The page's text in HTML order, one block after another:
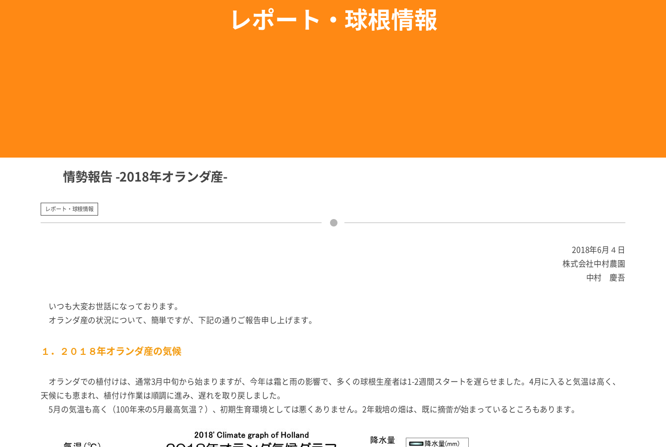
レポート・球根情報
情勢報告 -2018年オランダ産-
レポート・球根情報
2018年6月４日
株式会社中村農園
中村 慶吾
いつも大変お世話になっております。
オランダ産の状況について、簡単ですが、下記の通りご報告申し上げます。
１．２０１８年オランダ産の気候
オランダでの植付けは、通常3月中旬から始まりますが、今年は霜と雨の影響で、多くの球根生産者は1-2週間スタートを遅らせました。4月に入ると気温は高く、
天候にも恵まれ、植付け作業は順調に進み、遅れを取り戻しました。
5月の気温も高く（100年来の5月最高気温？）、初期生育環境としては悪くありません。2年栽培の畑は、既に摘蕾が始まっているところもあります。